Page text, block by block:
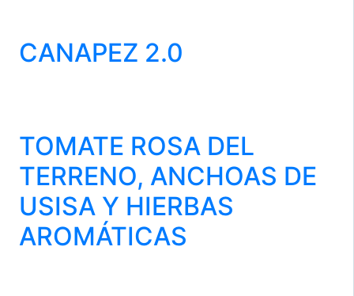
CANAPEZ 2.0
TOMATE ROSA DEL
TERRENO, ANCHOAS DE
USISA Y HIERBAS
AROMÁTICAS